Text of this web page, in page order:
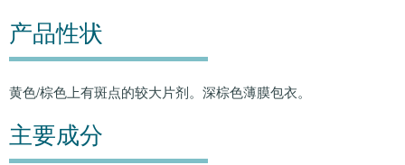
产品性状
黄色/棕色上有斑点的较大片剂。深棕色薄膜包衣。
主要成分